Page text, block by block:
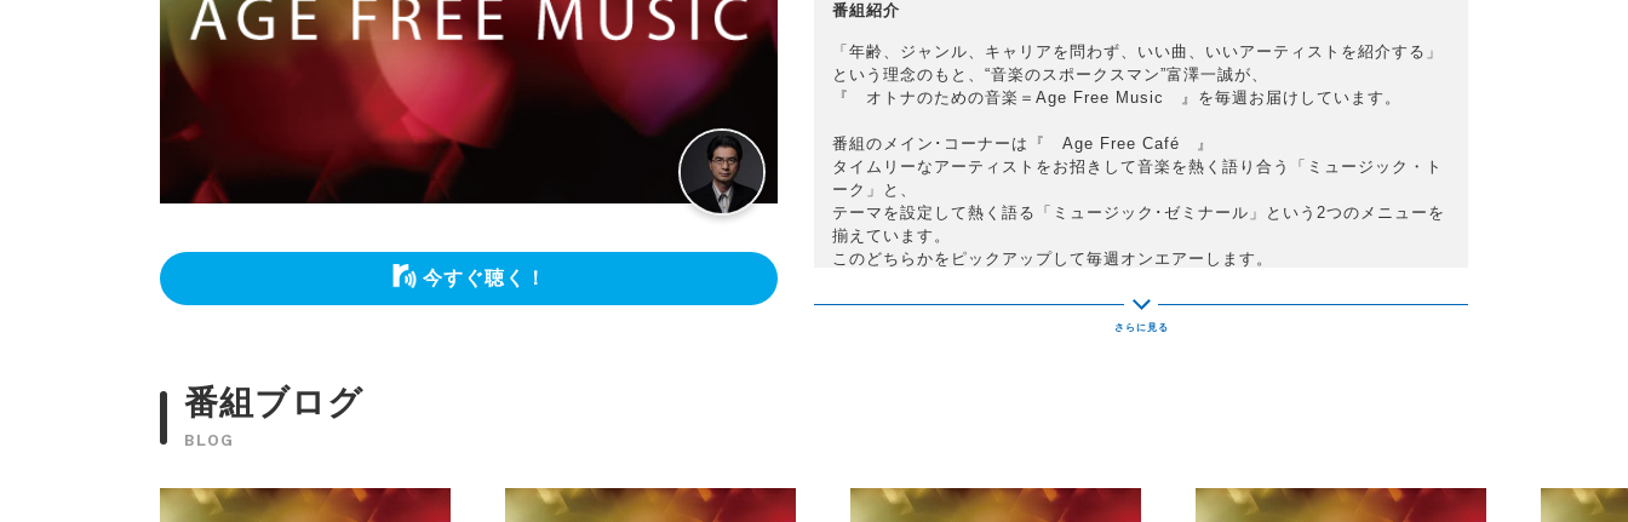
今すぐ聴く！
番組紹介
「年齢、ジャンル、キャリアを問わず、いい曲、いいアーティストを紹介する」
という理念のもと、“音楽のスポークスマン”富澤一誠が、
『 オトナのための音楽＝Age Free Music 』を毎週お届けしています。
番組のメイン･コーナーは『 Age Free Café 』
タイムリーなアーティストをお招きして音楽を熱く語り合う「ミュージック・ト
ーク」と、
テーマを設定して熱く語る「ミュージック･ゼミナール」という2つのメニューを
揃えています。
このどちらかをピックアップして毎週オンエアーします。
不定期でお送りする『 Music Capture 』では、
ミュージック・シーンに起こっている出来事をいち早くキャッチして紹介してい
番組では、あなたの感想や、いい曲いいアーティストを募集しています。
富澤一誠に対する質問など、どんどんお送りください！
番組ブログ
BLOG